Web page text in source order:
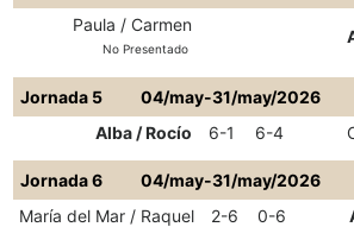
Paula / Carmen
No Presentado
Jornada 5
04/may-31/may/2026
Alba / Rocío
6-1 6-4
Jornada 6
04/may-31/may/2026
María del Mar / Raquel
2-6 0-6